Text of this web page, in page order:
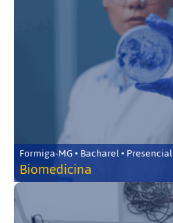
Formiga-MG • Bacharel • Presencial
Biomedicina